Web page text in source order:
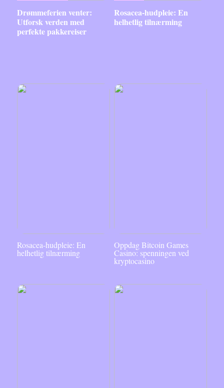
Drømmeferien venter:
Utforsk verden med
perfekte pakkereiser
Rosacea-hudpleie: En
helhetlig tilnærming
Rosacea-hudpleie: En
helhetlig tilnærming
Oppdag Bitcoin Games
Casino: spenningen ved
kryptocasino